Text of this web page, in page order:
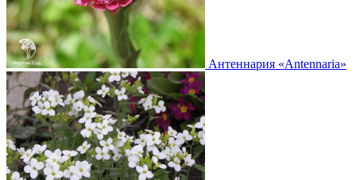
Антеннария «Antennaria»